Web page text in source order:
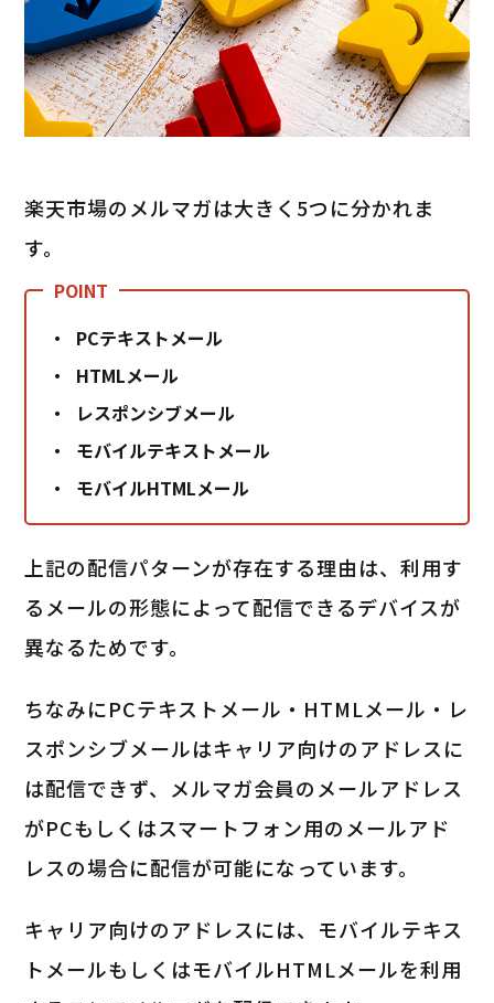
楽天市場のメルマガは大きく5つに分かれま
す。
PCテキストメール
HTMLメール
レスポンシブメール
モバイルテキストメール
モバイルHTMLメール
上記の配信パターンが存在する理由は、利用す
るメールの形態によって配信できるデバイスが
異なるためです。
ちなみにPCテキストメール・HTMLメール・レ
スポンシブメールはキャリア向けのアドレスに
は配信できず、メルマガ会員のメールアドレス
がPCもしくはスマートフォン用のメールアド
レスの場合に配信が可能になっています。
キャリア向けのアドレスには、モバイルテキス
トメールもしくはモバイルHTMLメールを利用